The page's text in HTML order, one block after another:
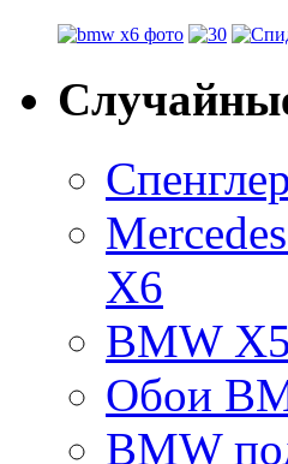
X6
BMW X5
Обои
BMW